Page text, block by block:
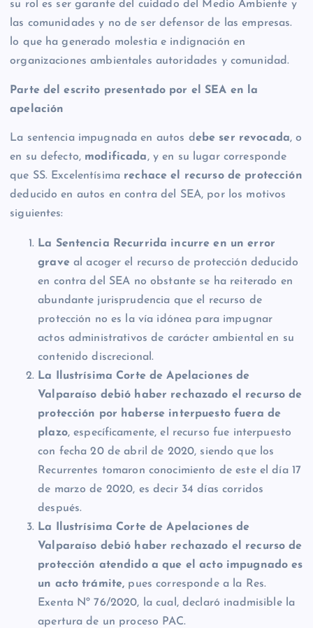
su rol es ser garante del cuidado del Medio Ambiente y
las comunidades y no de ser defensor de las empresas.
lo que ha generado molestia e indignación en
organizaciones ambientales autoridades y comunidad.
Parte del escrito presentado por el SEA en la
apelación
La sentencia impugnada en autos debe ser revocada, o
en su defecto, modificada, y en su lugar corresponde
que SS. Excelentísima rechace el recurso de protección
deducido en autos en contra del SEA, por los motivos
siguientes:
La Sentencia Recurrida incurre en un error
graveal acoger el recurso de protección deducido
en contra del SEA no obstante se ha reiterado en
abundante jurisprudencia que el recurso de
protección no es la vía idónea para impugnar
actos administrativos de carácter ambiental en su
contenido discrecional.
La Ilustrísima Corte de Apelaciones de
Valparaíso debió haber rechazado el recurso de
protección por haberse interpuesto fuera de
plazo, específicamente, el recurso fue interpuesto
con fecha 20 de abril de 2020, siendo que los
Recurrentes tomaron conocimiento de este el día 17
de marzo de 2020, es decir 34 días corridos
después.
La Ilustrísima Corte de Apelaciones de
Valparaíso debió haber rechazado el recurso de
protección atendido a que el acto impugnado es
un acto trámite, pues corresponde a la Res.
Exenta Nº 76/2020, la cual, declaró inadmisible la
apertura de un proceso PAC.